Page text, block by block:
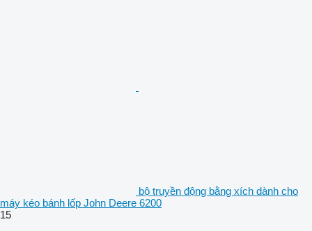
bộ truyền động bằng xích dành cho
máy kéo bánh lốp John Deere 6200
15